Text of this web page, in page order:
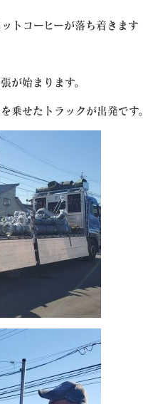
トコーヒーが落ち着きます
が始まります。
乗せたトラックが出発です。